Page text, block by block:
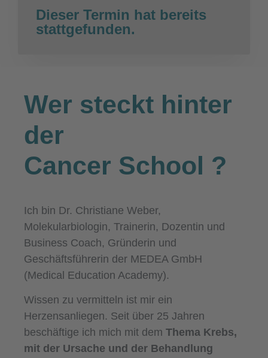
Dieser Termin hat bereits
stattgefunden.
Wer steckt hinter
der
Cancer School ?
Ich bin Dr. Christiane Weber,
Molekularbiologin, Trainerin, Dozentin und
Business Coach, Gründerin und
Geschäftsführerin der MEDEA GmbH
(Medical Education Academy).
Wissen zu vermitteln ist mir ein
Herzensanliegen. Seit über 25 Jahren
beschäftige ich mich mit dem Thema Krebs,
mit der Ursache und der Behandlung